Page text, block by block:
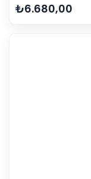
₺6.680,00